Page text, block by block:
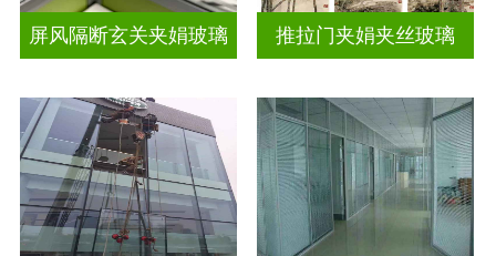
屏风隔断玄关夹娟玻璃 推拉门夹娟夹丝玻璃